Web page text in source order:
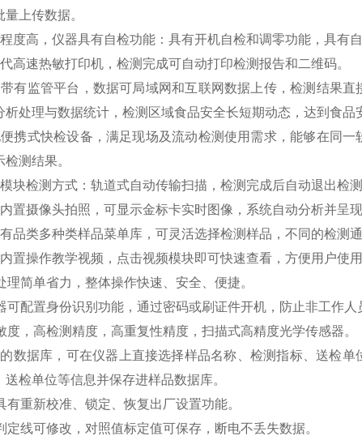
量上传数据。
度高，仪器具有自检功能：具有开机自检和调零功能，具有
高速热敏打印机，检测完成可自动打印检测报告和二维码。
有监管平台，数据可局域网和互联网数据上传，检测结果
析处理与数据统计，检测区域食品安全长短期动态，达到食品
携式快检设备，满足现场及流动检测使用需求，能够在同
检测结果。
块检测方式：轨道式自动传输扫描，检测完成后自动退出检
置摄像头拍照，可显示金标卡实时图像，系统自动分析并呈
品类多种类样品菜单库，可灵活选择检测样品，不同的检测
置操作教学视频，点击视频模块即可快速查看，方便用户使
理简单省力，整体操作快速、安全、便捷。
配置身份识别功能，通过密码或刷证件开机，防止非工作人
度，高检测精度，高重复性精度，扫描式高精度光学传感器。
数据库，可在仪器上直接选择样品名称、检测指标、送检单
送检单位等信息并保存进样品数据库。
有重新校准、锁定、恢复出厂设置功能。
定线可修改，对照值标定值可保存，断电不丢失数据。